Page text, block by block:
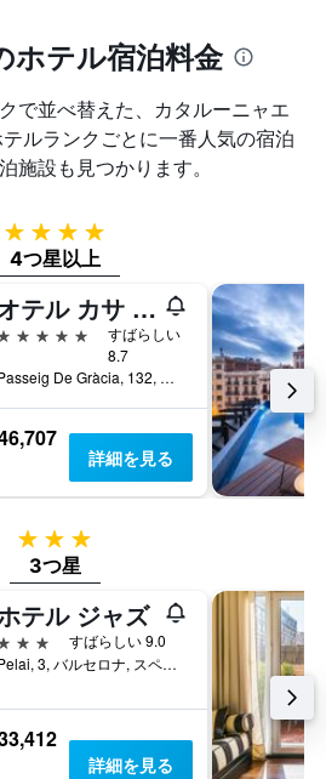
ホテル宿泊料金
で並べ替えた、カタルーニャエ
ルランクごとに一番人気の宿泊
施設も見つかります。
4つ星
4つ星以上
オテル カサ フステル GL モヌメント
つ星
すばらしい
8.7
Passeig De Gràcia, 132, バルセロナ, スペイン
詳細を見る
3つ星
3つ星
テル ジャズ
つ星
すばらしい 9.0
Pelai, 3, バルセロナ, スペイン
詳細を見る